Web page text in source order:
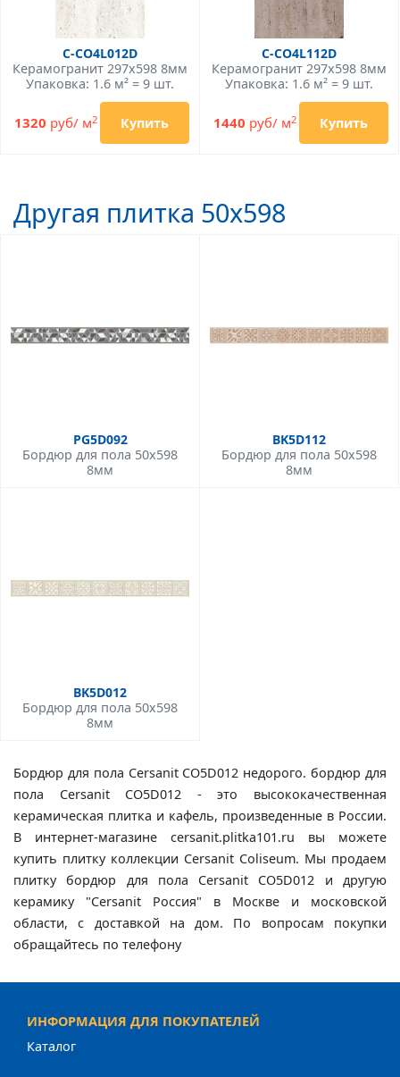
C-CO4L012D
Керамогранит 297x598 8мм
Упаковка: 1.6 м² = 9 шт.
1320 руб/ м2 Купить
C-CO4L112D
Керамогранит 297x598 8мм
Упаковка: 1.6 м² = 9 шт.
1440 руб/ м2 Купить
Другая плитка 50x598
PG5D092
Бордюр для пола 50x598
8мм
BK5D112
Бордюр для пола 50x598
8мм
BK5D012
Бордюр для пола 50x598
8мм
Бордюр для пола Cersanit CO5D012 недорого. бордюр для
пола Cersanit CO5D012 - это высококачественная
керамическая плитка и кафель, произведенные в России.
В интернет-магазине cersanit.plitka101.ru вы можете
купить плитку коллекции Cersanit Coliseum. Мы продаем
плитку бордюр для пола Cersanit CO5D012 и другую
керамику "Cersanit Россия" в Москве и московской
области, с доставкой на дом. По вопросам покупки
обращайтесь по телефону
ИНФОРМАЦИЯ ДЛЯ ПОКУПАТЕЛЕЙ
Каталог